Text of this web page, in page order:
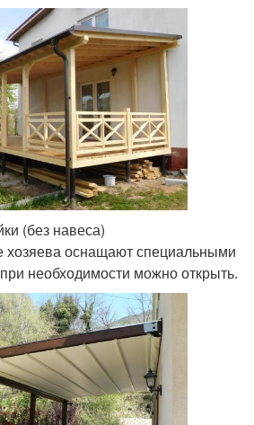
(без навеса)
хозяева оснащают специальными
необходимости можно открыть.